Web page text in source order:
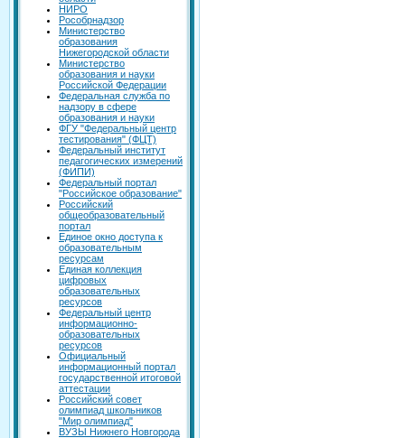
НИРО
Рособрнадзор
Министерство
образования
Нижегородской области
Министерство
образования и науки
Российской Федерации
Федеральная служба по
надзору в сфере
образования и науки
ФГУ "Федеральный центр
тестирования" (ФЦТ)
Федеральный институт
педагогических измерений
(ФИПИ)
Федеральный портал
"Российское образование"
Российский
общеобразовательный
портал
Единое окно доступа к
образовательным
ресурсам
Единая коллекция
цифровых
образовательных
ресурсов
Федеральный центр
информационно-
образовательных
ресурсов
Официальный
информационный портал
государственной итоговой
аттестации
Российский совет
олимпиад школьников
"Мир олимпиад"
ВУЗЫ Нижнего Новгорода